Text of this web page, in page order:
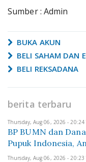
Sumber : Admin
BUKA AKUN
BELI SAHAM DAN
BELI REKSADANA
berita terbaru
Thursday, Aug 06, 2026 - 20:24
BP BUMN dan
Pupuk Indonesia,
Thursday, Aug 06, 2026 - 20:23